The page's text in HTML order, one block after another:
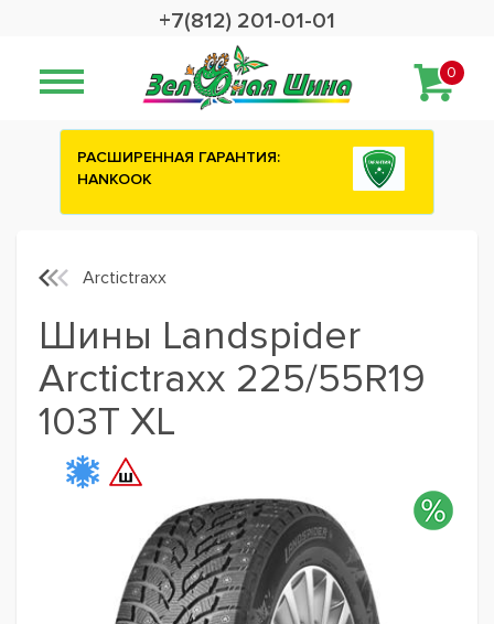
+7(812) 201-01-01
0
Сashback 2500 рублей на зимние
Arctictraxx
Шины Landspider
Arctictraxx 225/55R19
103T XL